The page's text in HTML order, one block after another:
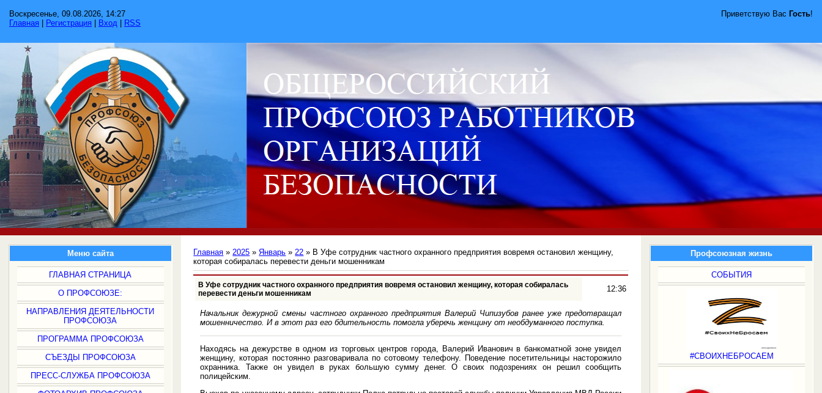
Приветствую Вас Гость!
Воскресенье, 09.08.2026, 14:27
Главная
Регистрация Вход RSS
Меню сайта
ГЛАВНАЯ СТРАНИЦА
О ПРОФСОЮЗЕ:
НАПРАВЛЕНИЯ ДЕЯТЕЛЬНОСТИ
ПРОФСОЮЗА
ПРОГРАММА ПРОФСОЮЗА
СЪЕЗДЫ ПРОФСОЮЗА
ПРЕСС-СЛУЖБА ПРОФСОЮЗА
Профсоюзная жизнь
СОБЫТИЯ
#СВОИХНЕБРОСАЕМ
Главная »2025 » Январь » 22 » В Уфе сотрудник частного охранного предприятия вовремя остановил женщину,
которая собиралась перевести деньги мошенникам
В Уфе сотрудник частного охранного предприятия вовремя остановил женщину, которая собиралась
перевести деньги мошенникам
12:36
Начальник дежурной смены частного охранного предприятия Валерий Чипизубов ранее уже предотвращал
мошенничество. И в этот раз его бдительность помогла уберечь женщину от необдуманного поступка.
Находясь на дежурстве в одном из торговых центров города, Валерий Иванович в банкоматной зоне увидел
женщину, которая постоянно разговаривала по сотовому телефону. Поведение посетительницы насторожило
охранника. Также он увидел в руках большую сумму денег. О своих подозрениях он решил сообщить
полицейским.